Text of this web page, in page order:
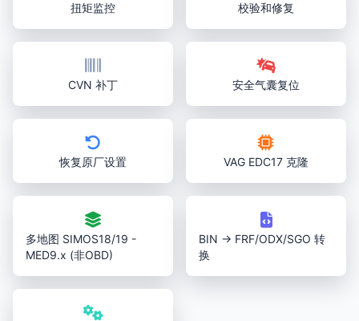
扭矩监控 校验和修复
CVN 补丁 安全气囊复位
恢复原厂设置 VAG EDC17 克隆
多地图 SIMOS18/19 -
MED9.x (非OBD)
BIN → FRF/ODX/SGO 转
换